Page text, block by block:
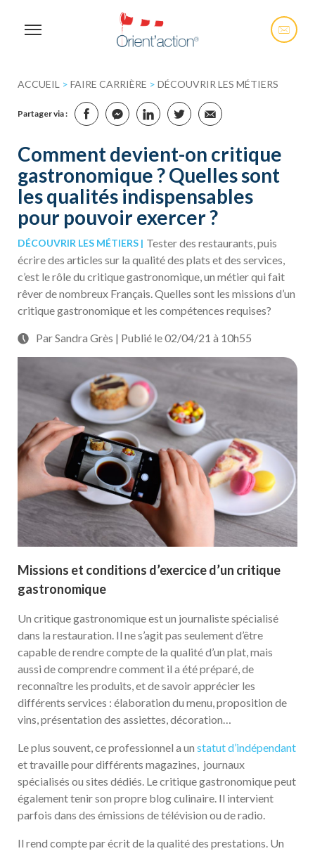
ACCUEIL > FAIRE CARRIÈRE > DÉCOUVRIR LES MÉTIERS
Partager via :
Comment devient-on critique
gastronomique ? Quelles sont
les qualités indispensables
pour pouvoir exercer ?
DÉCOUVRIR LES MÉTIERS
Tester des restaurants, puis
écrire des articles sur la qualité des plats et des services,
c’est le rôle du critique gastronomique, un métier qui fait
rêver de nombreux Français. Quelles sont les missions d’un
critique gastronomique et les compétences requises?
Par Sandra Grès | Publié le 02/04/21 à 10h55
Missions et conditions d’exercice d’un critique
gastronomique
Un critique gastronomique est un journaliste spécialisé
dans la restauration. Il ne s’agit pas seulement d’être
capable de rendre compte de la qualité d’un plat, mais
aussi de comprendre comment il a été préparé, de
reconnaître les produits, et de savoir apprécier les
différents services : élaboration du menu, proposition de
vins, présentation des assiettes, décoration…
Le plus souvent, ce professionnel a un statut d’indépendant
et travaille pour différents magazines, journaux
spécialisés ou sites dédiés. Le critique gastronomique peut
également tenir son propre blog culinaire. Il intervient
parfois dans des émissions de télévision ou de radio.
Il rend compte par écrit de la qualité des prestations. Un